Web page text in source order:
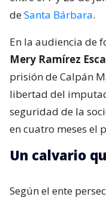
deSanta Bárbara.
En la audiencia de
Mery Ramírez
prisión de Calpán
libertad del
seguridad de la
en cuatro meses el
Un calvario
Según el ente